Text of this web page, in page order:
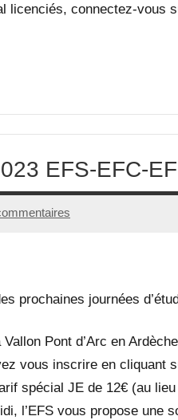
licenciés, connectez-vous
EFS-EFC-
prochaines journées
Pont d’Arc en
vous inscrire en cliquant
spécial JE de 12€ (au lieu
l’EFS vous propose une